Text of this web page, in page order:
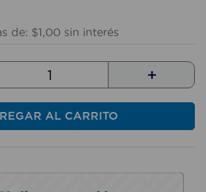
de: $1,00 sin interés
＋
AL CARRITO